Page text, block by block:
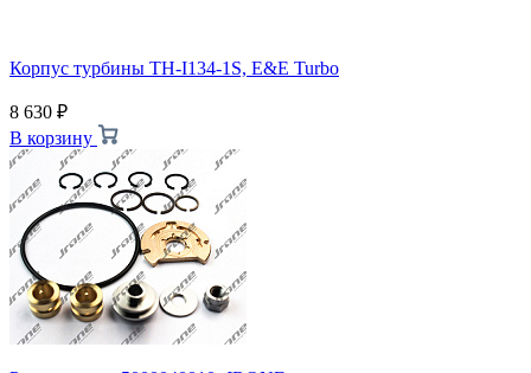
Корпус турбины TH-I134-1S, E&E Turbo
8 630 ₽
В корзину